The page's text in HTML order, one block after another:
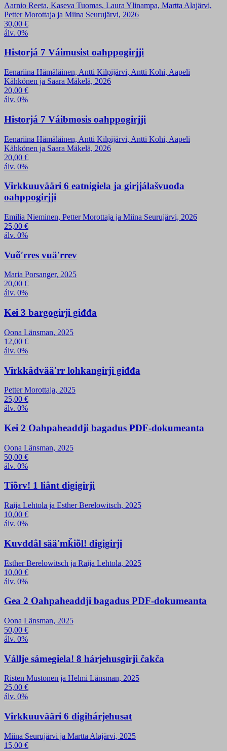
Aarnio Reeta, Kaseva Tuomas, Laura Ylinampa, Martta Alajärvi,
Petter Morottaja ja Miina Seurujärvi, 2026
30,00 €
álv. 0%
Historjá 7 Váimusist oahppogirjji
Eenariina Hämäläinen, Antti Kilpijärvi, Antti Kohi, Aapeli
Kähkönen ja Saara Mäkelä, 2026
20,00 €
álv. 0%
Historjá 7 Váibmosis oahppogirjji
Eenariina Hämäläinen, Antti Kilpijärvi, Antti Kohi, Aapeli
Kähkönen ja Saara Mäkelä, 2026
20,00 €
álv. 0%
Virkkuuvääri 6 eatnigiela ja girjjálašvuođa
oahppogirjji
Emilia Nieminen, Petter Morottaja ja Miina Seurujärvi, 2026
25,00 €
álv. 0%
Vuõʹrres vuäʹrrev
Maria Porsanger, 2025
20,00 €
álv. 0%
Kei 3 bargogirji giđđa
Oona Länsman, 2025
12,00 €
álv. 0%
Virkkâdvääʹrr lohkangirji giđđa
Petter Morottaja, 2025
25,00 €
álv. 0%
Kei 2 Oahpaheaddji bagadus PDF-dokumeanta
Oona Länsman, 2025
50,00 €
álv. 0%
Tiõrv! 1 liânt digigirji
Raija Lehtola ja Esther Berelowitsch, 2025
10,00 €
álv. 0%
Kuvddâl sääʹmǩiõl! digigirji
Esther Berelowitsch ja Raija Lehtola, 2025
10,00 €
álv. 0%
Gea 2 Oahpaheaddji bagadus PDF-dokumeanta
Oona Länsman, 2025
50,00 €
álv. 0%
Vállje sámegiela! 8 hárjehusgirji čakča
Risten Mustonen ja Helmi Länsman, 2025
25,00 €
álv. 0%
Virkkuuvääri 6 digihárjehusat
Miina Seurujärvi ja Martta Alajärvi, 2025
15,00 €